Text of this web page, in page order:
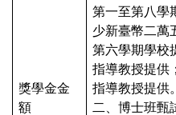
獎學金金
額
第一至第八學
少新臺幣二萬
第六學期學校
指導教授提供
指導教授提供。
二、博士班甄